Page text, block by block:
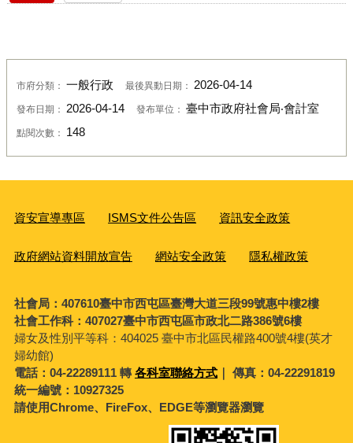
市府分類： 一般行政 最後異動日期： 2026-04-14
發布日期： 2026-04-14 發布單位： 臺中市政府社會局‧會計室
點閱次數： 148
資安宣導專區 ISMS文件公告區 資訊安全政策
政府網站資料開放宣告 網站安全政策 隱私權政策
社會局：407610臺中市西屯區臺灣大道三段99號惠中樓2樓
社會工作科：407027臺中市西屯區市政北二路386號6樓
婦女及性別平等科： 404025 臺中市北區民權路400號4樓(英才
婦幼館)
電話：04-22289111 轉各科室聯絡方式｜ 傳真：04-22291819
統一編號：10927325
請使用Chrome、FireFox、EDGE等瀏覽器瀏覽